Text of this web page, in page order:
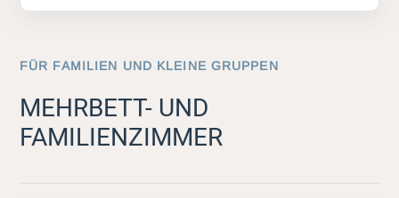
FÜR FAMILIEN UND KLEINE GRUPPEN
MEHRBETT- UND
FAMILIENZIMMER